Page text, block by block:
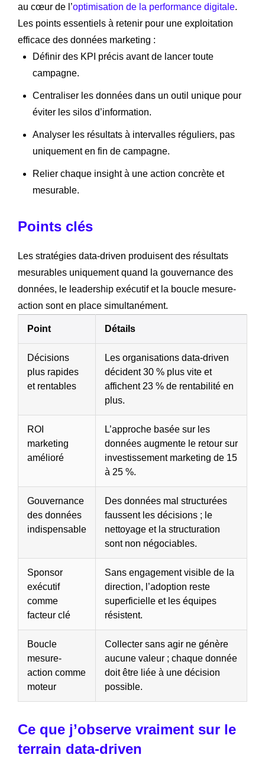
au cœur de l’optimisation de la performance digitale.
Les points essentiels à retenir pour une exploitation
efficace des données marketing :
Définir des KPI précis avant de lancer toute
campagne.
Centraliser les données dans un outil unique pour
éviter les silos d’information.
Analyser les résultats à intervalles réguliers, pas
uniquement en fin de campagne.
Relier chaque insight à une action concrète et
mesurable.
Points clés
Les stratégies data-driven produisent des résultats
mesurables uniquement quand la gouvernance des
données, le leadership exécutif et la boucle mesure-
action sont en place simultanément.
Point Détails
Décisions
plus rapides
et rentables
Les organisations data-driven
décident 30 % plus vite et
affichent 23 % de rentabilité en
plus.
ROI
marketing
amélioré
L’approche basée sur les
données augmente le retour sur
investissement marketing de 15
à 25 %.
Gouvernance
des données
indispensable
Des données mal structurées
faussent les décisions ; le
nettoyage et la structuration
sont non négociables.
Sponsor
exécutif
comme
facteur clé
Sans engagement visible de la
direction, l’adoption reste
superficielle et les équipes
résistent.
Boucle
mesure-
action comme
moteur
Collecter sans agir ne génère
aucune valeur ; chaque donnée
doit être liée à une décision
possible.
Ce que j’observe vraiment sur le
terrain data-driven